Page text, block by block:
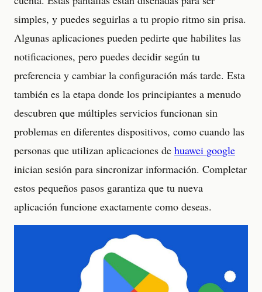
simples, y puedes seguirlas a tu propio ritmo sin prisa.
Algunas aplicaciones pueden pedirte que habilites las
notificaciones, pero puedes decidir según tu
preferencia y cambiar la configuración más tarde. Esta
también es la etapa donde los principiantes a menudo
descubren que múltiples servicios funcionan sin
problemas en diferentes dispositivos, como cuando las
personas que utilizan aplicaciones de huawei google
inician sesión para sincronizar información. Completar
estos pequeños pasos garantiza que tu nueva
aplicación funcione exactamente como deseas.